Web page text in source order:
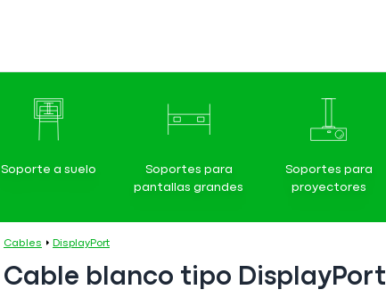
Soporte a suelo
Soportes para
pantallas grandes
Soportes para
proyectores
Cables DisplayPort
Cable blanco tipo DisplayPort